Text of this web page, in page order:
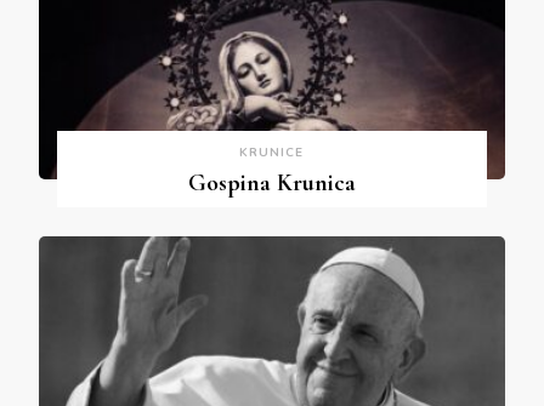
KRUNICE
Gospina Krunica